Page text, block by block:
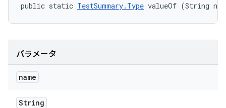
public static TestSummary.Type valueOf (String
パラメータ
name
String